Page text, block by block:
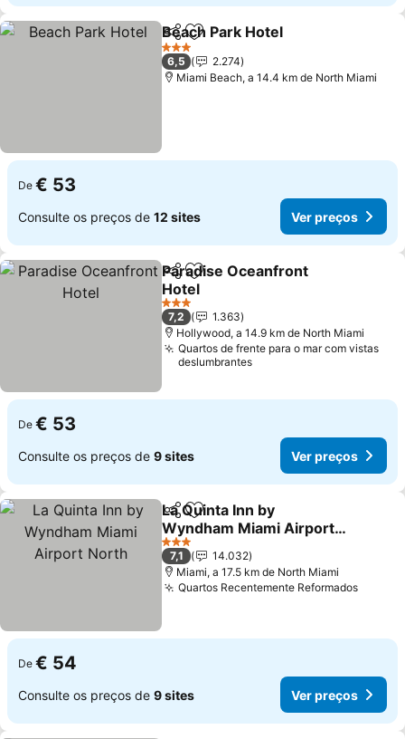
PartilharAdicionar aos favoritos
Beach Park Hotel
3 Estrelas
6,5
2.274
Miami Beach, a 14.4 km de North Miami
De € 53
Consulte os preços de 12 sites Ver preços
PartilharAdicionar aos favoritos
Paradise Oceanfront
Hotel
Ver preços
3 Estrelas
7,2
1.363
Hollywood, a 14.9 km de North Miami
Quartos de frente para o mar com vistas
deslumbrantes
De € 53
Consulte os preços de 9 sites Ver preços
PartilharAdicionar aos favoritos
La Quinta Inn by
Wyndham Miami Airport
North
Ver preços
3 Estrelas
7,1
14.032
Miami, a 17.5 km de North Miami
Quartos Recentemente ReformadosVer
De € 54
Consulte os preços de 9 sites Ver preços